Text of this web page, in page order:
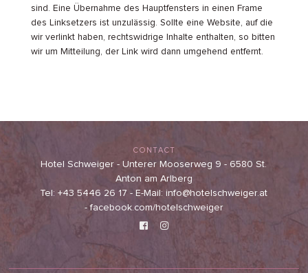
sind. Eine Übernahme des Hauptfensters in einen Frame
des Linksetzers ist unzulässig. Sollte eine Website, auf die
wir verlinkt haben, rechtswidrige Inhalte enthalten, so bitten
wir um Mitteilung, der Link wird dann umgehend entfernt.
CONTACT
Hotel Schweiger - Unterer Mooserweg 9 - 6580 St.
Anton am Arlberg
Tel: +43 5446 26 17 - E-Mail: info@hotelschweiger.at
- facebook.com/hotelschweiger